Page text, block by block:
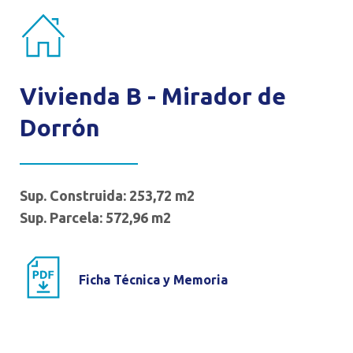
Vivienda B - Mirador de
Dorrón
Sup. Construida: 253,72 m2
Sup. Parcela: 572,96 m2
Ficha Técnica y Memoria